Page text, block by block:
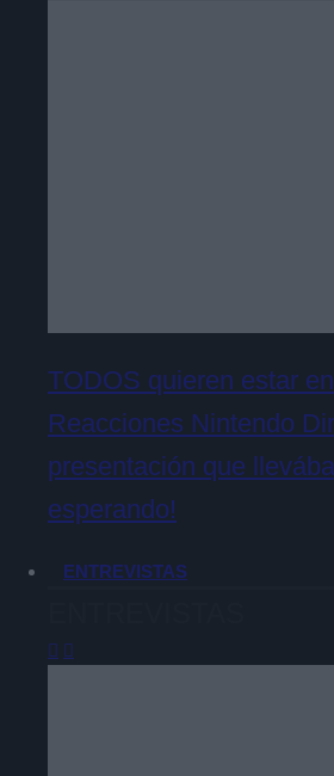
TODOS quieren estar
Reacciones Nintendo
presentación que
esperando!
ENTREVISTAS